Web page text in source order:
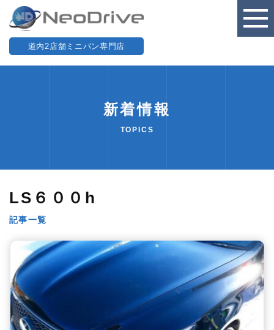
道内2店舗ミニバン専門店
新着情報
TOPICS
LS６００h
記事一覧